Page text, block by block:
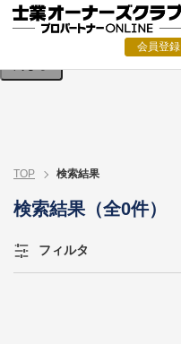
会員登録
検索条件を入力してください。
TOP 検索結果
検索結果（全0件）
フィルタ